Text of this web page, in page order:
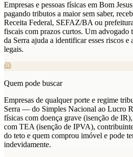
Empresas e pessoas físicas em Bom
pagando tributos a maior sem saber,
Receita Federal, SEFAZ/BA ou
fiscais com prazos curtos. Um advogado
da Serra ajuda a identificar esses riscos e
legais.
Quem pode buscar
Empresas de qualquer porte e regime
Serra — do Simples Nacional ao Lucro
físicas com doença grave (isenção de
com TEA (isenção de IPVA),
do teto e quem comprou imóvel e pode
indevidamente.